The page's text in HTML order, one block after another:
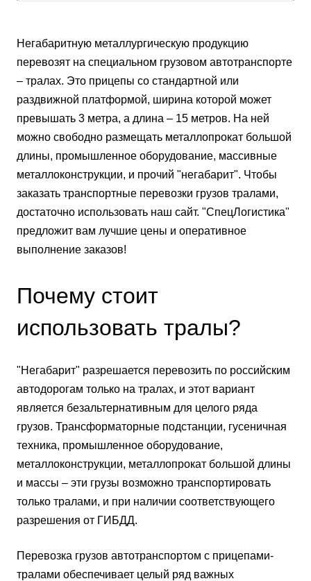
Негабаритную металлургическую продукцию
перевозят на специальном грузовом автотранспорте
– тралах. Это прицепы со стандартной или
раздвижной платформой, ширина которой может
превышать 3 метра, а длина – 15 метров. На ней
можно свободно размещать металлопрокат большой
длины, промышленное оборудование, массивные
металлоконструкции, и прочий "негабарит". Чтобы
заказать транспортные перевозки грузов тралами,
достаточно использовать наш сайт. "СпецЛогистика"
предложит вам лучшие цены и оперативное
выполнение заказов!
Почему стоит
использовать тралы?
"Негабарит" разрешается перевозить по российским
автодорогам только на тралах, и этот вариант
является безальтернативным для целого ряда
грузов. Трансформаторные подстанции, гусеничная
техника, промышленное оборудование,
металлоконструкции, металлопрокат большой длины
и массы – эти грузы возможно транспортировать
только тралами, и при наличии соответствующего
разрешения от ГИБДД.
Перевозка грузов автотранспортом с прицепами-
тралами обеспечивает целый ряд важных